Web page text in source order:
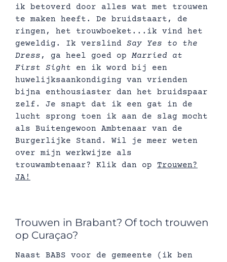
ik betoverd door alles wat met trouwen
te maken heeft. De bruidstaart, de
ringen, het trouwboeket...ik vind het
geweldig. Ik verslind Say Yes to the
Dress , ga heel goed opMarried at
First Sight en ik word bij een
huwelijksaankondiging van vrienden
bijna enthousiaster dan het bruidspaar
zelf. Je snapt dat ik een gat in de
lucht sprong toen ik aan de slag mocht
als Buitengewoon Ambtenaar van de
Burgerlijke Stand. Wil je meer weten
over mijn werkwijze als
trouwambtenaar? Klik dan op Trouwen?
JA!
Trouwen in Brabant? Of toch trouwen
op Curaçao?
Naast BABS voor de gemeente (ik ben